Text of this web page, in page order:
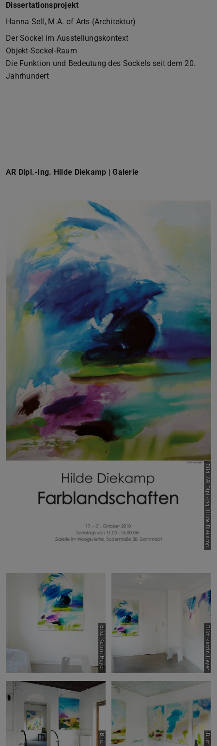
Dissertationsprojekt
Hanna Sell, M.A. of Arts (Architektur)
Der Sockel im Ausstellungskontext
Objekt-Sockel-Raum
Die Funktion und Bedeutung des Sockels seit dem 20.
Jahrhundert
AR Dipl.-Ing. Hilde Diekamp | Galerie
Bild: AR Dipl.-Ing. Hilde Diekamp
Bild: Katrin Heyer Bild: Katrin Heyer